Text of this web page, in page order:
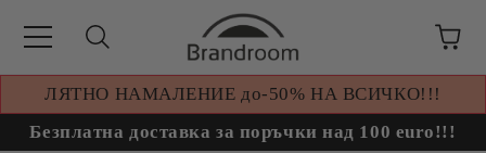
ЛЯТНО НАМАЛЕНИЕ до-50% НА ВСИЧКО!!!
Безплатна доставка за поръчки над 100 euro!!!